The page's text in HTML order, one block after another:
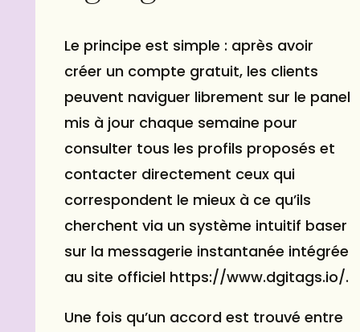
Le principe est simple : après avoir
créer un compte gratuit, les clients
peuvent naviguer librement sur le panel
mis à jour chaque semaine pour
consulter tous les profils proposés et
contacter directement ceux qui
correspondent le mieux à ce qu’ils
cherchent via un système intuitif baser
sur la messagerie instantanée intégrée
au site officiel https://www.dgitags.io/.
Une fois qu’un accord est trouvé entre